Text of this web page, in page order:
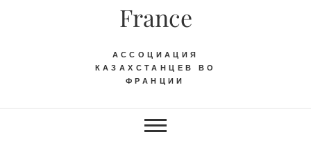
France
АССОЦИАЦИЯ
КАЗАХСТАНЦЕВ ВО
ФРАНЦИИ